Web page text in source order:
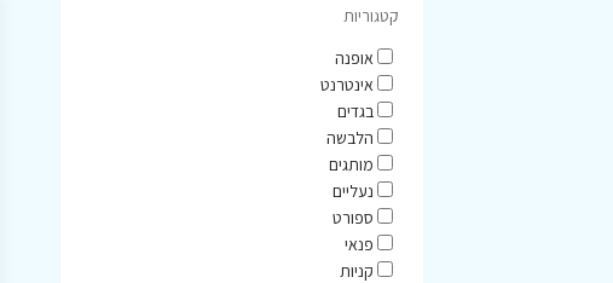
קטגוריות
אופנה
אינטרנט
בגדים
הלבשה
מותגים
נעליים
ספורט
פנאי
קניות